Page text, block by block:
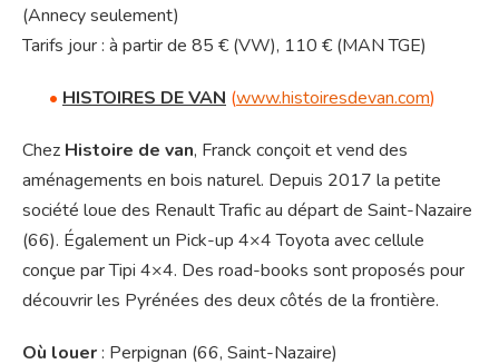
(Annecy seulement)
Tarifs jour : à partir de 85 € (VW), 110 € (MAN TGE)
• HISTOIRES DE VAN (www.histoiresdevan.com)
Chez Histoire de van, Franck conçoit et vend des
aménagements en bois naturel. Depuis 2017 la petite
société loue des Renault Trafic au départ de Saint-Nazaire
(66). Également un Pick-up 4×4 Toyota avec cellule
conçue par Tipi 4×4. Des road-books sont proposés pour
découvrir les Pyrénées des deux côtés de la frontière.
Où louer: Perpignan (66, Saint-Nazaire)